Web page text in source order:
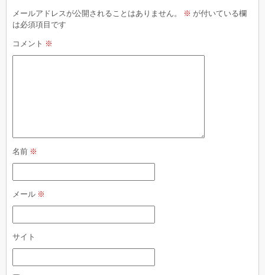
メールアドレスが公開されることはありません。 ※ が付いている欄
は必須項目です
コメント ※
名前 ※
メール ※
サイト